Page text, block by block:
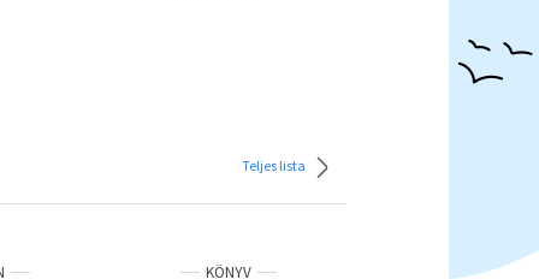
Teljes lista
KÖNYV KÖNYV